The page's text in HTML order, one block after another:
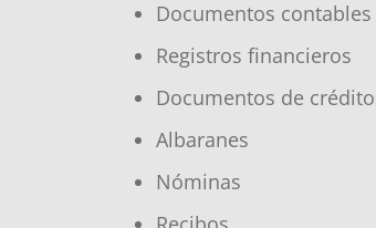
Documentos contables
Registros financieros
Documentos de
Albaranes
Nóminas